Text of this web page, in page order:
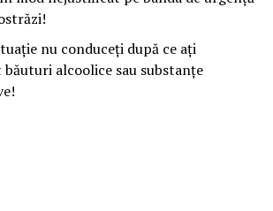
nu conduceți după ce ați
băuturi alcoolice sau substanțe